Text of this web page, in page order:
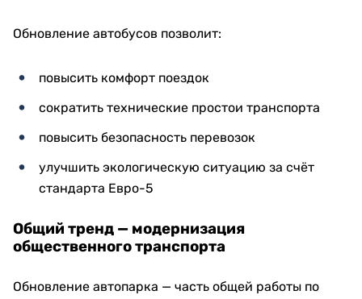
Обновление автобусов позволит:
повысить комфорт поездок
сократить технические простои транспорта
повысить безопасность перевозок
улучшить экологическую ситуацию за счёт
стандарта Евро-5
Общий тренд — модернизация
общественного транспорта
Обновление автопарка — часть общей работы по